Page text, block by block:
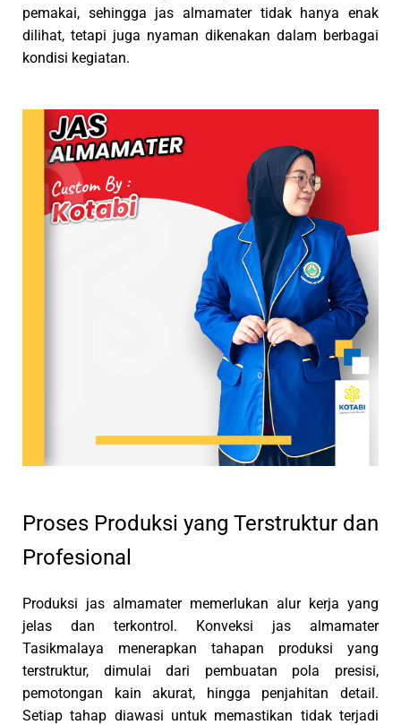
pemakai, sehingga jas almamater tidak hanya enak
dilihat, tetapi juga nyaman dikenakan dalam berbagai
kondisi kegiatan.
Proses Produksi yang Terstruktur dan
Profesional
Produksi jas almamater memerlukan alur kerja yang
jelas dan terkontrol. Konveksi jas almamater
Tasikmalaya menerapkan tahapan produksi yang
terstruktur, dimulai dari pembuatan pola presisi,
pemotongan kain akurat, hingga penjahitan detail.
Setiap tahap diawasi untuk memastikan tidak terjadi